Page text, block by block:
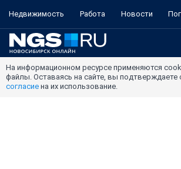
Недвижимость Работа Новости
На информационном ресурсе применяются
файлы. Оставаясь на сайте, вы подтверждаете
согласие на их использование.